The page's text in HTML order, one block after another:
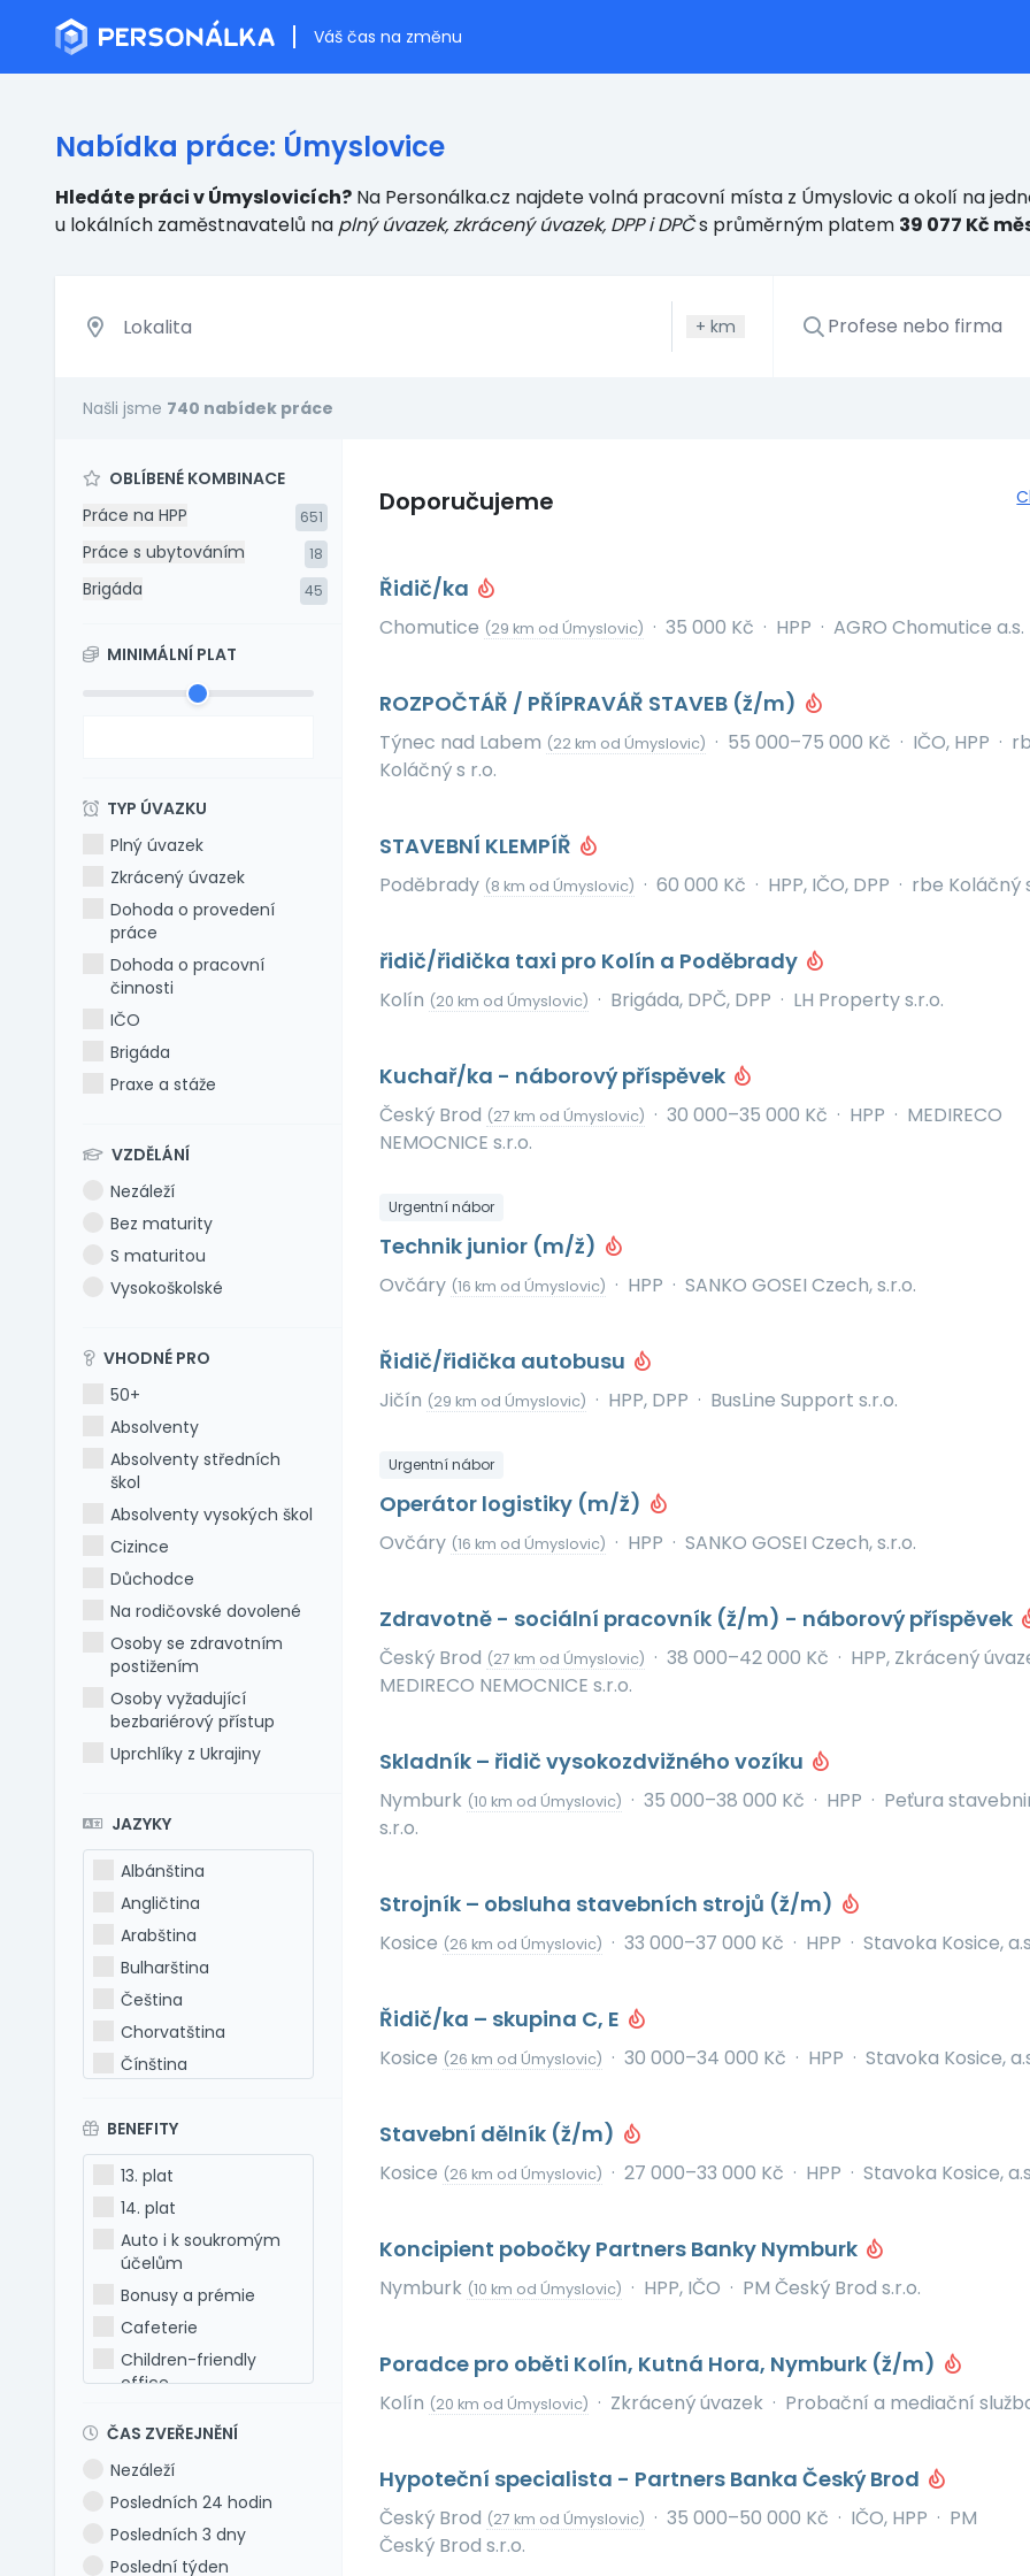
Váš čas na změnu
Nabídka práce: Úmyslovice
Hledáte práci v Úmyslovicích? Na Personálka.cz najdete volná pracovní místa z Úmyslovic a okolí na
u lokálních zaměstnavatelů na plný úvazek, zkrácený úvazek, DPP i DPČs průměrným platem 39 077 Kč
+ km
Našli jsme 740 nabídek práce
OBLÍBENÉ KOMBINACE
Práce na HPP
651
Práce s ubytováním 18
Brigáda 45
MINIMÁLNÍ PLAT
TYP ÚVAZKU
Plný úvazek
Zkrácený úvazek
Dohoda o provedení
práce
Dohoda o pracovní
činnosti
IČO
Brigáda
Praxe a stáže
VZDĚLÁNÍ
Nezáleží
Bez maturity
S maturitou
Vysokoškolské
VHODNÉ PRO
50+
Absolventy
Absolventy středních
škol
Absolventy vysokých škol
Cizince
Důchodce
Na rodičovské dovolené
Osoby se zdravotním
postižením
Osoby vyžadující
bezbariérový přístup
Uprchlíky z Ukrajiny
JAZYKY
Albánština
Angličtina
Arabština
Bulharština
Čeština
Chorvatština
Čínština
Francouzština
Hebrejština
Holandština
Italština
Japonština
Latina
Litevština
Lotyšština
Maďarština
Makedonština
Polština
Portugalština
Rumunština
BENEFITY
13. plat
14. plat
Auto i k soukromým
účelům
Bonusy a prémie
Cafeterie
Children-friendly
office
Dovolená 6 týdnů
Dovolená navíc
Firemní akce
ČAS ZVEŘEJNĚNÍ
Nezáleží
Posledních 24 hodin
Posledních 3 dny
Poslední týden
Doporučujeme
Řidič/ka
Chomutice (29 km od Úmyslovic) · 35 000 Kč · HPP · AGRO Chomutice a.s.
ROZPOČTÁŘ / PŘÍPRAVÁŘ STAVEB (ž/m)
Týnec nad Labem (22 km od Úmyslovic) · 55 000–75 000 Kč · IČO, HPP ·
Koláčný s r.o.
STAVEBNÍ KLEMPÍŘ
Poděbrady (8 km od Úmyslovic) · 60 000 Kč · HPP, IČO, DPP · rbe Koláčný
řidič/řidička taxi pro Kolín a Poděbrady
Kolín (20 km od Úmyslovic) · Brigáda, DPČ, DPP · LH Property s.r.o.
Kuchař/ka - náborový příspěvek
Český Brod (27 km od Úmyslovic) · 30 000–35 000 Kč · HPP · MEDIRECO
NEMOCNICE s.r.o.
Urgentní nábor
Technik junior (m/ž)
Ovčáry (16 km od Úmyslovic) · HPP · SANKO GOSEI Czech, s.r.o.
Řidič/řidička autobusu
Jičín (29 km od Úmyslovic) · HPP, DPP · BusLine Support s.r.o.
Urgentní nábor
Operátor logistiky (m/ž)
Ovčáry (16 km od Úmyslovic) · HPP · SANKO GOSEI Czech, s.r.o.
Zdravotně - sociální pracovník (ž/m) - náborový příspěvek
Český Brod (27 km od Úmyslovic) · 38 000–42 000 Kč · HPP, Zkrácený
MEDIRECO NEMOCNICE s.r.o.
Skladník – řidič vysokozdvižného vozíku
Nymburk (10 km od Úmyslovic) · 35 000–38 000 Kč · HPP · Peťura
s.r.o.
Strojník – obsluha stavebních strojů (ž/m)
Kosice (26 km od Úmyslovic) · 33 000–37 000 Kč · HPP · Stavoka Kosice,
Řidič/ka – skupina C, E
Kosice (26 km od Úmyslovic) · 30 000–34 000 Kč · HPP · Stavoka Kosice,
Stavební dělník (ž/m)
Kosice (26 km od Úmyslovic) · 27 000–33 000 Kč · HPP · Stavoka Kosice,
Koncipient pobočky Partners Banky Nymburk
Nymburk (10 km od Úmyslovic) · HPP, IČO · PM Český Brod s.r.o.
Poradce pro oběti Kolín, Kutná Hora, Nymburk (ž/m)
Kolín (20 km od Úmyslovic) · Zkrácený úvazek · Probační a mediační
Hypoteční specialista - Partners Banka Český Brod
Český Brod (27 km od Úmyslovic) · 35 000–50 000 Kč · IČO, HPP · PM
Český Brod s.r.o.